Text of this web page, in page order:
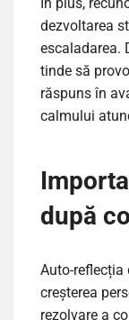
dezvoltarea
escaladarea.
tinde să
răspuns în
calmului
după
Auto-reflecția
creșterea
rezolvare a